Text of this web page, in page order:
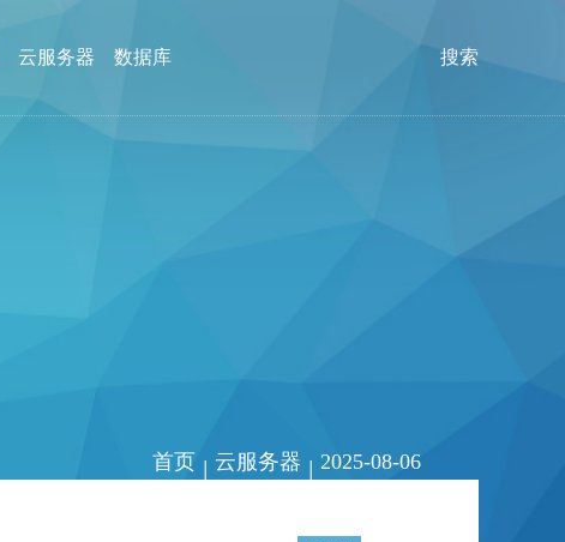
云服务器 数据库 搜索
首页 | 云服务器 | 2025-08-06